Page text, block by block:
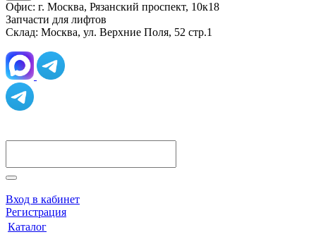
Офис: г. Москва, Рязанский проспект, 10к18
Запчасти для лифтов
Склад: Москва, ул. Верхние Поля, 52 стр.1
Вход в кабинет
Регистрация
Каталог